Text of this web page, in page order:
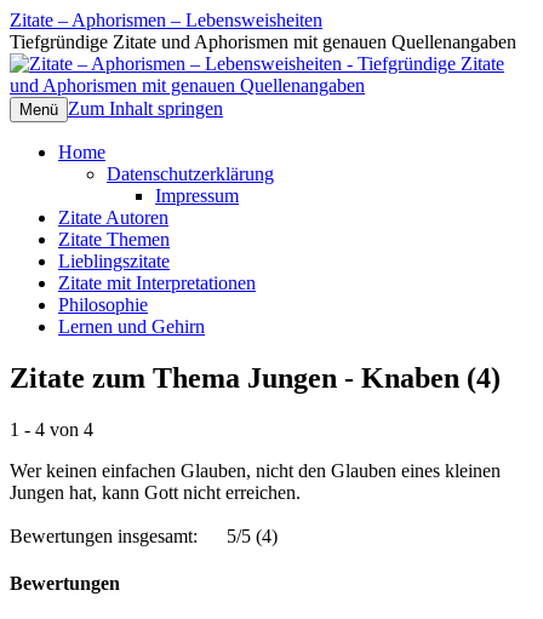
Zitate – Aphorismen – Lebensweisheiten
Tiefgründige Zitate und Aphorismen mit genauen Quellenangaben
Menü Zum Inhalt springen
Home
Datenschutzerklärung
Impressum
Zitate Autoren
Zitate Themen
Lieblingszitate
Zitate mit Interpretationen
Philosophie
Lernen und Gehirn
Zitate zum Thema Jungen - Knaben (4)
1 - 4 von 4
Wer keinen einfachen Glauben, nicht den Glauben eines kleinen
Jungen hat, kann Gott nicht erreichen.
Bewertungen insgesamt: 5/5 (4)
Bewertungen